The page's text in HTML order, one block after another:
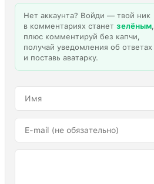
Нет аккаунта? Войди — твой ник
в комментариях станет зелёным,
плюс комментируй без капчи,
получай уведомления об ответах
и поставь аватарку.